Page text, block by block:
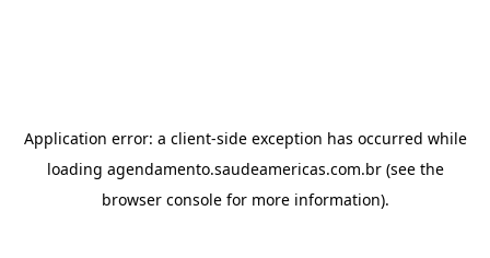
Application error: a client-side exception has occurred while
loading agendamento.saudeamericas.com.br(see the
browser consolefor more information).